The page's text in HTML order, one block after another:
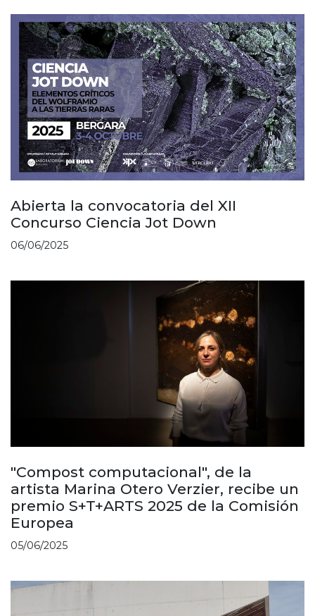
Abierta la convocatoria del XII
Concurso Ciencia Jot Down
06/06/2025
"Compost computacional", de la
artista Marina Otero Verzier, recibe un
premio S+T+ARTS 2025 de la Comisión
Europea
05/06/2025